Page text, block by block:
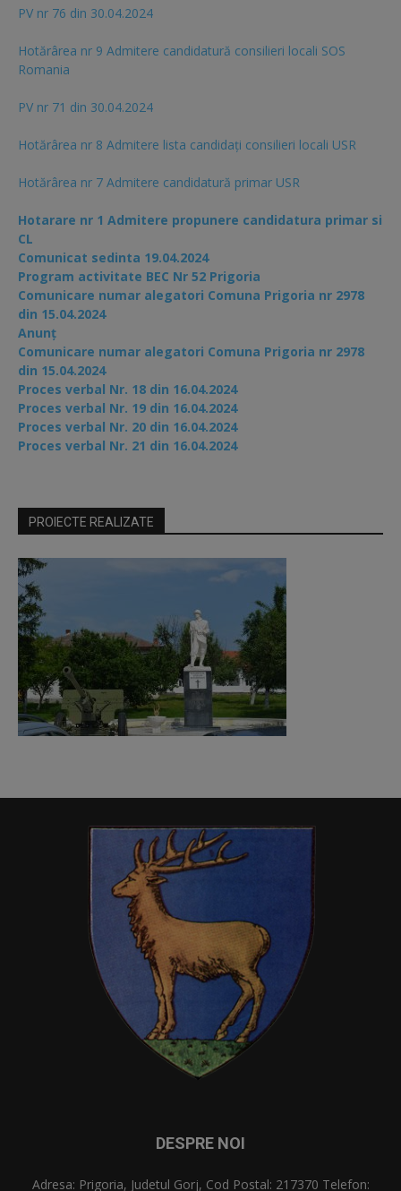
PV nr 76 din 30.04.2024
Hotărârea nr 9 Admitere candidatură consilieri locali SOS
Romania
PV nr 71 din 30.04.2024
Hotărârea nr 8 Admitere lista candidaţi consilieri locali USR
Hotărârea nr 7 Admitere candidatură primar USR
Hotarare nr 1 Admitere propunere candidatura primar si
CL
Comunicat sedinta 19.04.2024
Program activitate BEC Nr 52 Prigoria
Comunicare numar alegatori Comuna Prigoria nr 2978
din 15.04.2024
Anunț
Comunicare numar alegatori Comuna Prigoria nr 2978
din 15.04.2024
Proces verbal Nr. 18 din 16.04.2024
Proces verbal Nr. 19 din 16.04.2024
Proces verbal Nr. 20 din 16.04.2024
Proces verbal Nr. 21 din 16.04.2024
PROIECTE REALIZATE
DESPRE NOI
Adresa: Prigoria, Judetul Gorj, Cod Postal: 217370 Telefon: